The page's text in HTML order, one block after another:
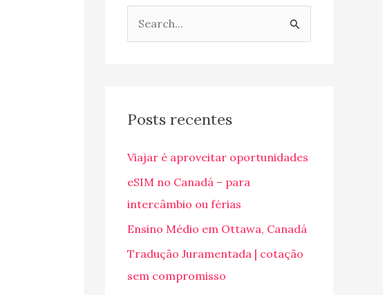
u
s
a
r
p
o
Posts recentes
Viajar é aproveitar oportunidades
eSIM no Canadá – para
intercâmbio ou férias
Ensino Médio em Ottawa, Canadá
Tradução Juramentada | cotação
sem compromisso